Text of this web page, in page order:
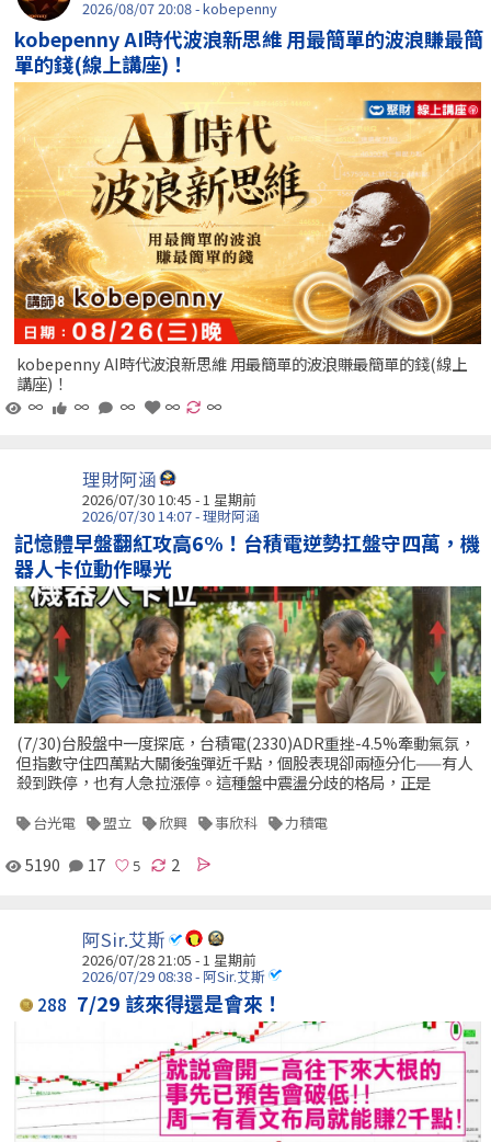
2026/08/07 20:08 - kobepenny
kobepenny AI時代波浪新思維 用最簡單的波浪賺最簡
單的錢(線上講座)！
kobepenny AI時代波浪新思維 用最簡單的波浪賺最簡單的錢(線上
講座)！
∞
∞ ∞ ∞ ∞
理財阿涵
2026/07/30 10:45 - 1 星期前
2026/07/30 14:07 - 理財阿涵
記憶體早盤翻紅攻高6%！台積電逆勢扛盤守四萬，機
器人卡位動作曝光
(7/30)台股盤中一度探底，台積電(2330)ADR重挫-4.5%牽動氣氛，
但指數守住四萬點大關後強彈近千點，個股表現卻兩極分化——有人
殺到跌停，也有人急拉漲停。這種盤中震盪分歧的格局，正是
台光電 盟立 欣興 事欣科 力積電
5190 17 2
阿Sir.艾斯
2026/07/28 21:05 - 1 星期前
2026/07/29 08:38 - 阿Sir.艾斯
288 7/29 該來得還是會來！